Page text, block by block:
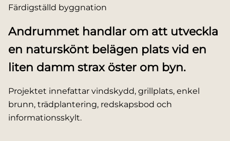
Färdigställd byggnation
Andrummet handlar om att utveckla
en naturskönt belägen plats vid en
liten damm strax öster om byn.
Projektet innefattar vindskydd, grillplats, enkel
brunn, trädplantering, redskapsbod och
informationsskylt.